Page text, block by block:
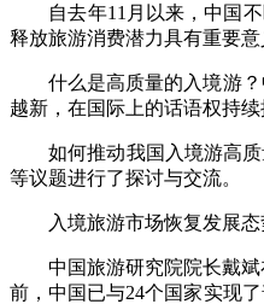
自去年11月以来，中国不
释放旅游消费潜力具有重要
什么是高质量的入境游？中
越新，在国际上的话语权持
如何推动我国入境游高质
等议题进行了探讨与交流。
入境旅游市场恢复发展态
中国旅游研究院院长戴斌
前，中国已与24个国家实现